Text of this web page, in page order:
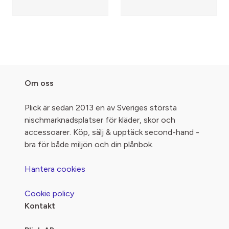
Om oss
Plick är sedan 2013 en av Sveriges största
nischmarknadsplatser för kläder, skor och
accessoarer. Köp, sälj & upptäck second-hand -
bra för både miljön och din plånbok.
Hantera cookies
Cookie policy
Kontakt